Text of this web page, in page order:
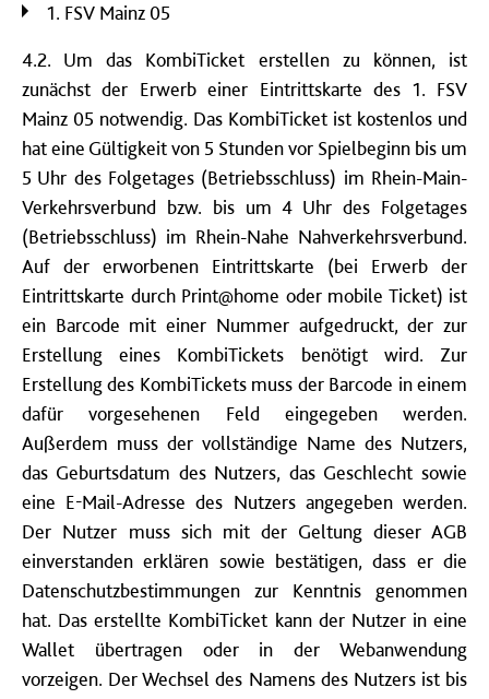
1. FSV Mainz 05
4.2. Um das KombiTicket erstellen zu können, ist
zunächst der Erwerb einer Eintrittskarte des 1. FSV
Mainz 05 notwendig. Das KombiTicket ist kostenlos und
hat eine Gültigkeit von 5 Stunden vor Spielbeginn bis um
5 Uhr des Folgetages (Betriebsschluss) im Rhein-Main-
Verkehrsverbund bzw. bis um 4 Uhr des Folgetages
(Betriebsschluss) im Rhein-Nahe Nahverkehrsverbund.
Auf der erworbenen Eintrittskarte (bei Erwerb der
Eintrittskarte durch Print@home oder mobile Ticket) ist
ein Barcode mit einer Nummer aufgedruckt, der zur
Erstellung eines KombiTickets benötigt wird. Zur
Erstellung des KombiTickets muss der Barcode in einem
dafür vorgesehenen Feld eingegeben werden.
Außerdem muss der vollständige Name des Nutzers,
das Geburtsdatum des Nutzers, das Geschlecht sowie
eine E-Mail-Adresse des Nutzers angegeben werden.
Der Nutzer muss sich mit der Geltung dieser AGB
einverstanden erklären sowie bestätigen, dass er die
Datenschutzbestimmungen zur Kenntnis genommen
hat. Das erstellte KombiTicket kann der Nutzer in eine
Wallet übertragen oder in der Webanwendung
vorzeigen. Der Wechsel des Namens des Nutzers ist bis